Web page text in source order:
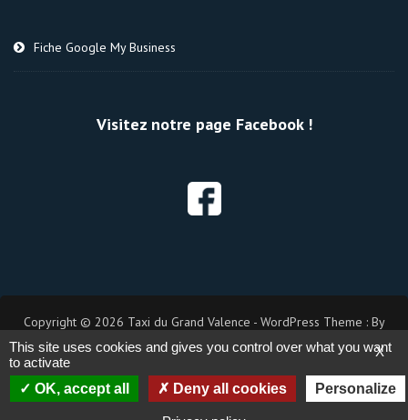
Fiche Google My Business
Visitez notre page Facebook !
Copyright © 2026 Taxi du Grand Valence - WordPress Theme : By
Taxi Themes
X
This site uses cookies and gives you control over what you want
to activate
OK, accept all
Deny all cookies Personalize